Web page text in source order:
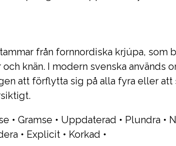
från fornnordiska krjúpa, som
och knän. I modern svenska används
att förflytta sig på alla fyra eller att
• Gramse • Uppdaterad • Plundra •
• Explicit • Korkad •